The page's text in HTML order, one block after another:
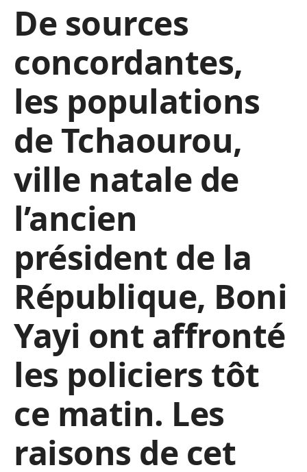
De sources
concordantes,
les populations
de Tchaourou,
ville natale de
l’ancien
président de la
République, Boni
Yayi ont affronté
les policiers tôt
ce matin. Les
raisons de cet